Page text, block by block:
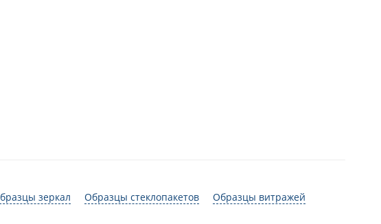
зеркал Образцы стеклопакетов
Образцы витражей